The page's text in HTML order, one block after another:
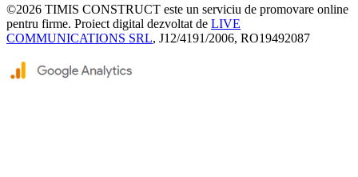
©2026 TIMIS CONSTRUCT este un serviciu de promovare online
pentru firme. Proiect digital dezvoltat de LIVE
COMMUNICATIONS SRL, J12/4191/2006, RO19492087